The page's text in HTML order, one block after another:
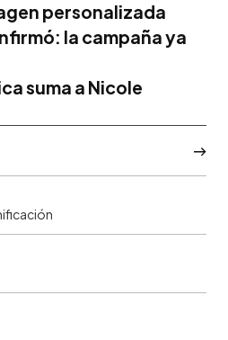
personalizada
la campaña ya
suma a Nicole